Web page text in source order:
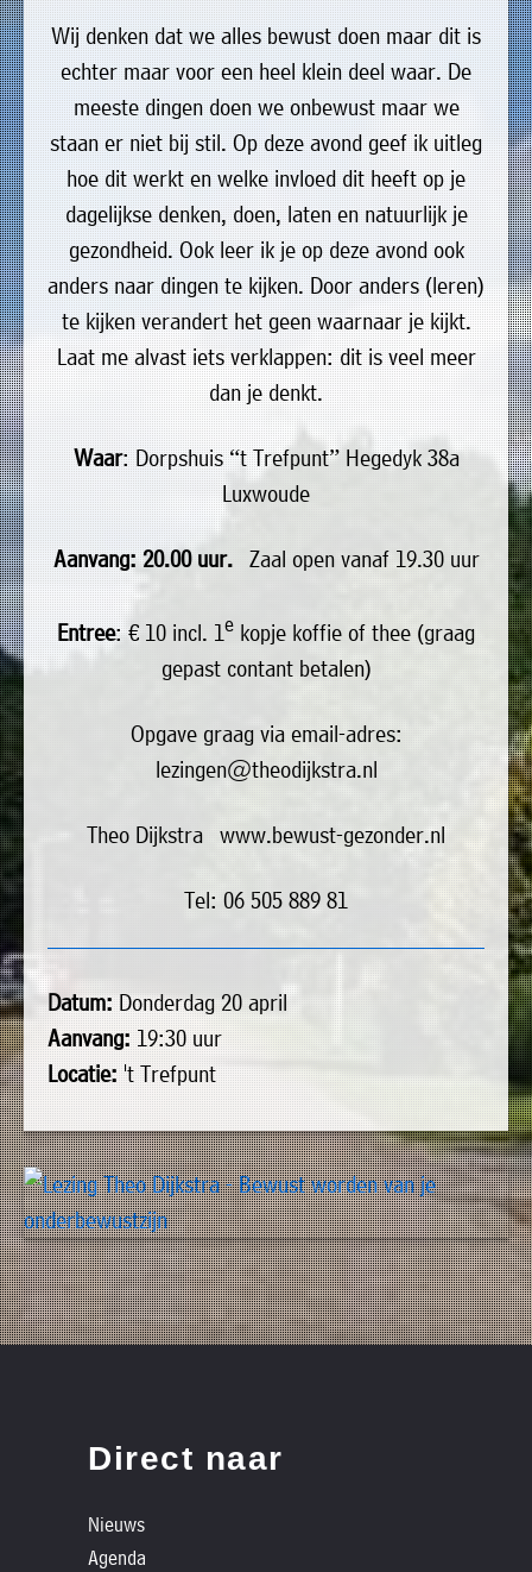
Wij denken dat we alles bewust doen maar dit is
echter maar voor een heel klein deel waar. De
meeste dingen doen we onbewust maar we
staan er niet bij stil. Op deze avond geef ik uitleg
hoe dit werkt en welke invloed dit heeft op je
dagelijkse denken, doen, laten en natuurlijk je
gezondheid. Ook leer ik je op deze avond ook
anders naar dingen te kijken. Door anders (leren)
te kijken verandert het geen waarnaar je kijkt.
Laat me alvast iets verklappen: dit is veel meer
dan je denkt.
Waar: Dorpshuis “t Trefpunt” Hegedyk 38a
Luxwoude
Aanvang: 20.00 uur.Zaal open vanaf 19.30 uur
Entree: € 10 incl. 1e kopje koffie of thee (graag
gepast contant betalen)
Opgave graag via email-adres:
lezingen@theodijkstra.nl
Theo Dijkstra www.bewust-gezonder.nl
Tel: 06 505 889 81
Datum:Donderdag 20 april
Aanvang:19:30 uur
Locatie:'t Trefpunt
Direct naar
Nieuws
Agenda
Informatie
lidmaatschap
»
't
Trefpunt
»
Foto's
»
Historische
verhalen
»
Dossiers
»
Contact
»
Nieuwsbrieven
gemeente
Opsterland
Penningmeester
vacant
Algemeen
lid
Anco
Hoen
Algemeen
lid
Ids
de
Haan